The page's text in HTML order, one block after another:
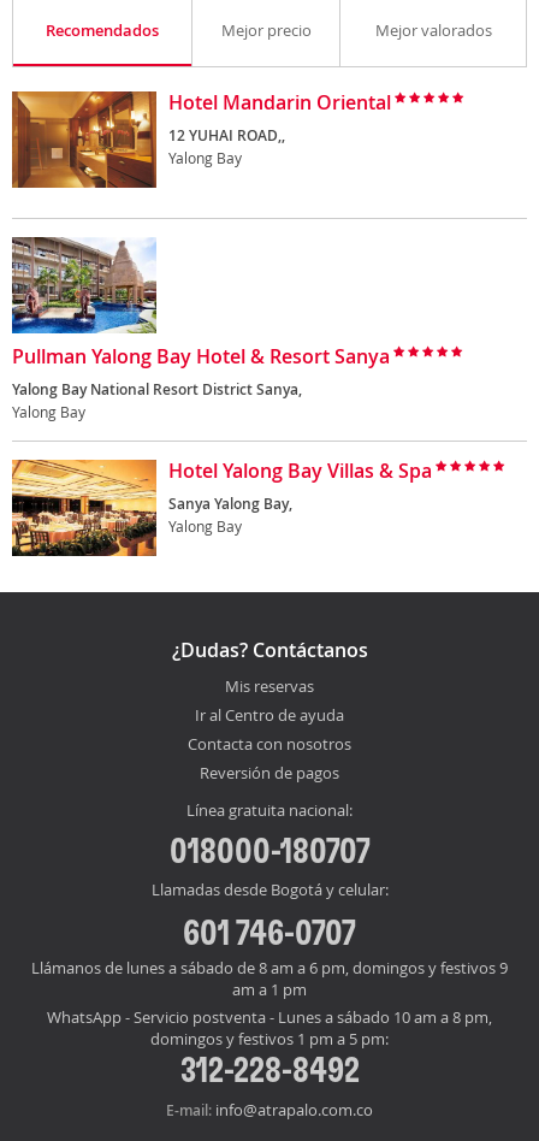
Recomendados Mejor precio Mejor valorados
Hotel Mandarin Oriental
12 YUHAI ROAD,,
Yalong Bay
Pullman Yalong Bay Hotel & Resort Sanya
Yalong Bay National Resort District Sanya,
Yalong Bay
Hotel Yalong Bay Villas & Spa
Sanya Yalong Bay,
Yalong Bay
¿Dudas? Contáctanos
Mis reservas
Ir al Centro de ayuda
Contacta con nosotros
Reversión de pagos
Línea gratuita nacional:
018000-180707
Llamadas desde Bogotá y celular:
601 746-0707
Llámanos de lunes a sábado de 8 am a 6 pm, domingos y festivos 9
am a 1 pm
WhatsApp - Servicio postventa - Lunes a sábado 10 am a 8 pm,
domingos y festivos 1 pm a 5 pm:
312-228-8492
E-mail: info@atrapalo.com.co